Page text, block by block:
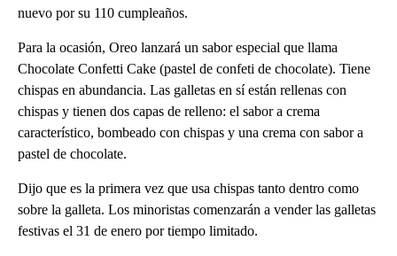
nuevo por su 110 cumpleaños.
Para la ocasión, Oreo lanzará un sabor especial que llama
Chocolate Confetti Cake (pastel de confeti de chocolate). Tiene
chispas en abundancia. Las galletas en sí están rellenas con
chispas y tienen dos capas de relleno: el sabor a crema
característico, bombeado con chispas y una crema con sabor a
pastel de chocolate.
Dijo que es la primera vez que usa chispas tanto dentro como
sobre la galleta. Los minoristas comenzarán a vender las galletas
festivas el 31 de enero por tiempo limitado.